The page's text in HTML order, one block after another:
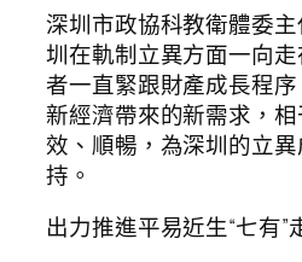
深圳市政協科教衛體委
圳在軌制立異方面一向
者一直緊跟財產成長程
新經濟帶來的新需求，
效、順暢，為深圳的立
持。
出力推進平易近生“七有”